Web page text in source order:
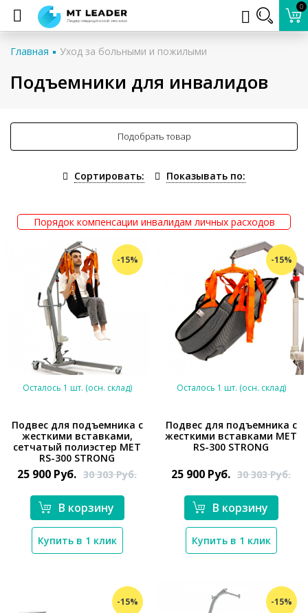
0
Главная Уход за больными и пожилыми
Подъемники для инвалидов
Подобрать товар
Сортировать: Показывать по:
Порядок компенсации инвалидам личных расходов
-15%
*}
Осталось 1 шт. (осн. склад)
Подвес для подъемника с
жесткими вставками,
сетчатый полиэстер МЕТ
RS-300 STRONG
25 900 Руб. 30 303Руб.
В корзину
Купить в 1 клик
-15%
*}
Осталось 1 шт. (осн. склад)
Подвес для подъемника с
жесткими вставками МЕТ
RS-300 STRONG
25 900 Руб. 30 303Руб.
В корзину
Купить в 1 клик
-15% -15%